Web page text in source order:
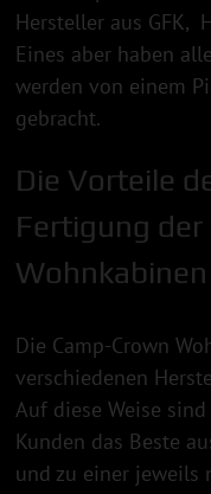
Hersteller aus GFK,
Eines aber haben
werden von einem
gebracht.
Die Vorteile
Fertigung der
Wohnkabinen
Die Camp-Crown
verschiedenen
Auf diese Weise
Kunden das Beste
und zu einer jeweils